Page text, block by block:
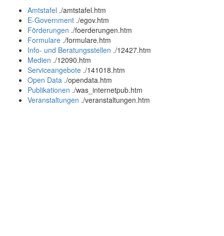
Amtstafel ./amtstafel.htm
E-Government ./egov.htm
Förderungen ./foerderungen.htm
Formulare ./formulare.htm
Info- und Beratungsstellen ./12427.htm
Medien ./12090.htm
Serviceangebote ./141018.htm
Open Data ./opendata.htm
Publikationen ./was_internetpub.htm
Veranstaltungen ./veranstaltungen.htm